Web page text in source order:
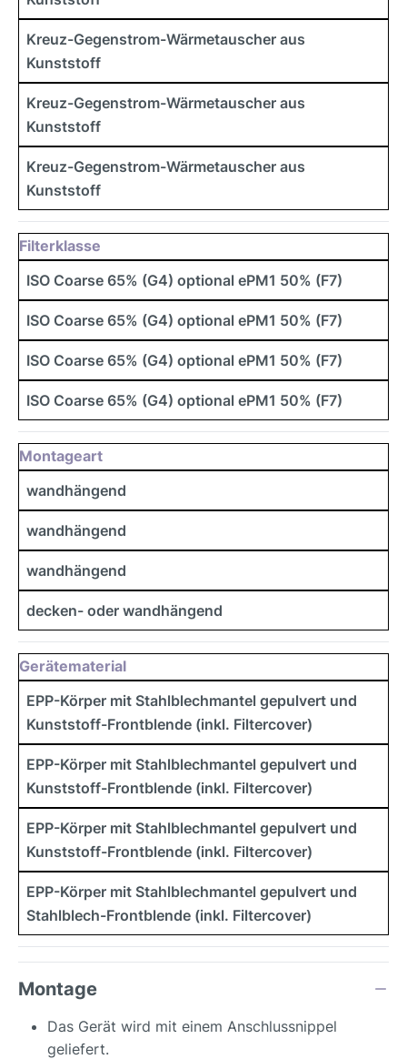
Kreuz-Gegenstrom-Wärmetauscher aus
Kunststoff
Kreuz-Gegenstrom-Wärmetauscher aus
Kunststoff
Kreuz-Gegenstrom-Wärmetauscher aus
Kunststoff
Filterklasse
ISO Coarse 65% (G4) optional ePM1 50% (F7)
ISO Coarse 65% (G4) optional ePM1 50% (F7)
ISO Coarse 65% (G4) optional ePM1 50% (F7)
ISO Coarse 65% (G4) optional ePM1 50% (F7)
Montageart
wandhängend
wandhängend
wandhängend
decken- oder wandhängend
Gerätematerial
EPP-Körper mit Stahlblechmantel gepulvert und
Kunststoff-Frontblende (inkl. Filtercover)
EPP-Körper mit Stahlblechmantel gepulvert und
Kunststoff-Frontblende (inkl. Filtercover)
EPP-Körper mit Stahlblechmantel gepulvert und
Kunststoff-Frontblende (inkl. Filtercover)
EPP-Körper mit Stahlblechmantel gepulvert und
Stahlblech-Frontblende (inkl. Filtercover)
Montage
Das Gerät wird mit einem Anschlussnippel
geliefert.